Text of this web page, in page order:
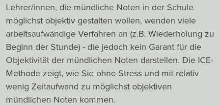
Lehrer/innen, die mündliche Noten in der Schule
möglichst objektiv gestalten wollen, wenden viele
arbeitsaufwändige Verfahren an (z.B. Wiederholung zu
Beginn der Stunde) - die jedoch kein Garant für die
Objektivität der mündlichen Noten darstellen. Die ICE-
Methode zeigt, wie Sie ohne Stress und mit relativ
wenig Zeitaufwand zu möglichst objektiven
mündlichen Noten kommen.